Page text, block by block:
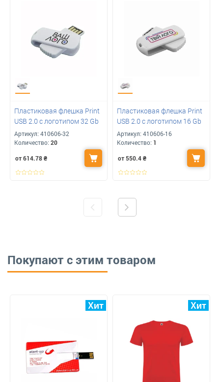
Пластиковая флешка Print
USB 2.0 с логотипом 32 Gb
Артикул: 410606-32
Количество: 20
от 614.78₴
Пластиковая флешка Print
USB 2.0 с логотипом 16 Gb
Артикул: 410606-16
Количество: 1
от 550.4₴
Покупают с этим товаром